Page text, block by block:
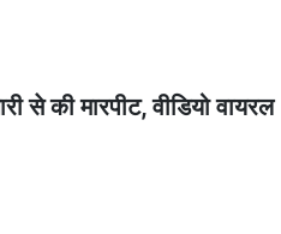
से की मारपीट, वीडियो वायरल